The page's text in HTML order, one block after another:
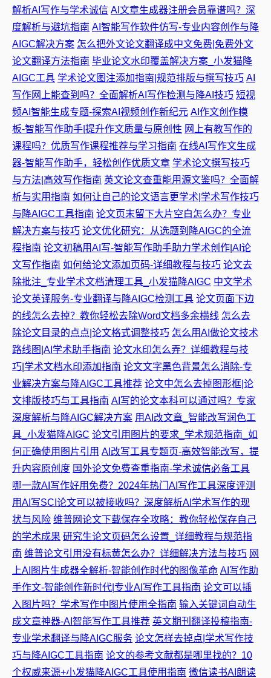
解析AI写作与学术诚信 AI文章生成器注册会员靠谱吗？深
度解析与避坑指南 AI智能写作软件仿写-专业内容创作与降
AIGC解决方案 怎么把外文论文翻译成中文免费|免费外文
论文翻译方法指南 毕业论文水印覆盖解决方案_小发猫降
AIGC工具 学术论文图注添加指南|规范排版与撰写技巧 AI
写作网上能查到吗？全面解析AI写作检测与降AI技巧 短视
频AI智能生成专题-探索AI视频创作新纪元 AI作文创作模
板-智能写作助手|提升作文质量与原创性 网上有教写作的
课程吗？优质写作课程推荐与学习指南 在线AI写作文生成
器-智能写作助手，轻松创作优质文章 学术论文撰写技巧
与方法|高效写作指南 英文论文查重能用源文鉴吗？全面解
析与实用指南 如何让自己的论文语言更学术|学术写作技巧
与降AIGC工具指南 论文页末留下大片空白怎么办？专业
解决方案与技巧 论文优化研究：从选题到降AIGC的全流
程指南 论文初稿用AI写-智能写作助手助力学术创作|AI论
文写作指南 如何给论文添加页码-详细教程与技巧 论文去
除批注_专业学术文档清理工具_小发猫降AIGC 中文学术
论文英译服务-专业翻译与降AIGC检测工具 论文页面下边
的线怎么去掉？教你轻松去除Word文档多余横线 怎么去
除论文目录的点点|论文格式调整技巧 怎么用AI做论文技术
路线图|AI学术助手指南 论文水印怎么弄？详细教程与技
巧|学术文档水印添加指南 论文文字黑色背景怎么消除-专
业解决方案与降AIGC工具推荐 论文中怎么去掉图形框|论
文排版技巧与工具指南 AI写的论文本科可以通过吗？专家
深度解析与降AIGC解决方案 用AI改文章_智能改写润色工
具_小发猫降AIGC 论文引用图片的要求_学术规范指南_如
何正确使用图片引用 AI改写工具专题页-高效智能改写，提
升内容原创度 国外论文免费查重指南-学术诚信必备工具
哪一款AI写作好用免费？2024年热门AI写作工具深度评测
用AI写SCI论文可以被接收吗？深度解析AI学术写作的现
状与风险 维普网论文下载保存全攻略：教你轻松保存自己
的学术成果 研究生论文页码怎么设置_详细教程与规范指
南 维普论文引用没有标黄怎么办？详细解决方法与技巧 网
上AI图片生成器全解析-智能创作时代的图像革命 AI写作助
手作文-智能创作新时代|专业AI写作工具指南 论文可以插
入图片吗？学术写作中图片使用全指南 输入关键词自动生
成文章神器-AI智能写作工具推荐 英文期刊翻译投稿指南-
专业学术翻译与降AIGC服务 论文怎样去掉点|学术写作技
巧与降AIGC工具指南 论文的参考文献都是哪里找的？10
个权威来源+小发猫降AIGC工具使用指南 微信读书AI朗读